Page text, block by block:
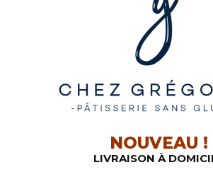
NOUVEAU !
LIVRAISON À